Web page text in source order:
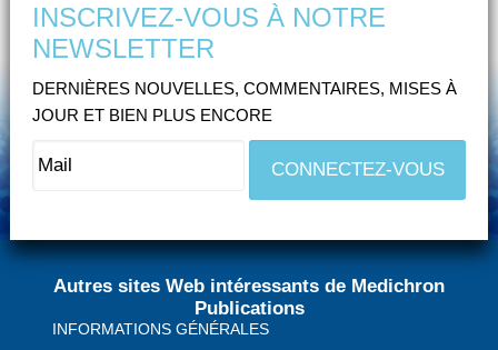
INSCRIVEZ-VOUS À NOTRE
NEWSLETTER
DERNIÈRES NOUVELLES, COMMENTAIRES, MISES À
JOUR ET BIEN PLUS ENCORE
Autres sites Web intéressants de Medichron
Publications
INFORMATIONS GÉNÉRALES